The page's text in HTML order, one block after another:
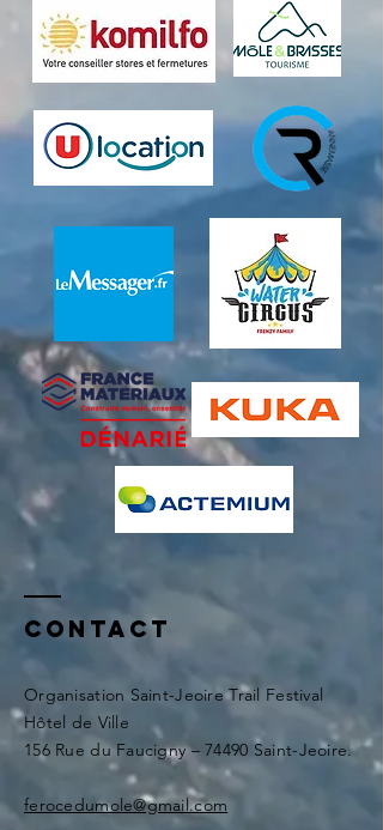
Contact
Organisation Saint-Jeoire Trail Festival
Hôtel de Ville
156 Rue du Faucigny – 74490 Saint-Jeoire.
ferocedumole@gmail.com